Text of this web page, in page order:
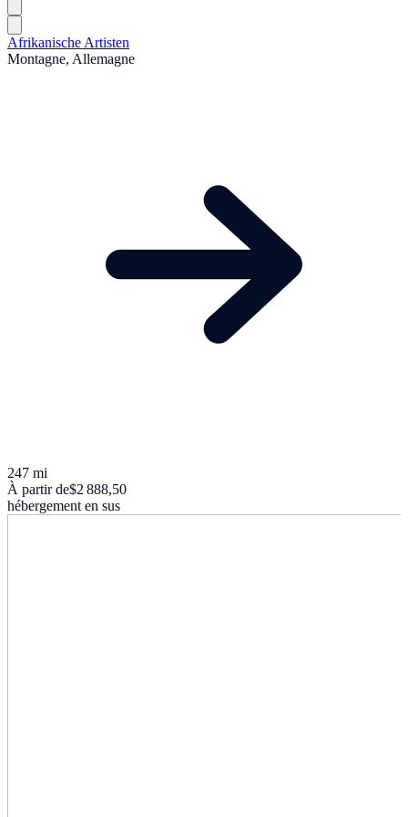
Afrikanische Artisten
Montagne, Allemagne
247 mi
À partir de$2 888,50
hébergement en sus